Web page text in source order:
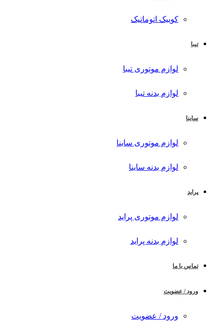
کوییک اتوماتیک
تیبا
لوازم موتوری تیبا
لوازم بدنه تیبا
ساینا
لوازم موتوری ساینا
لوازم بدنه ساینا
پراید
لوازم موتوری پراید
لوازم بدنه پراید
تماس با ما
ورود / عضویت
ورود / عضویت